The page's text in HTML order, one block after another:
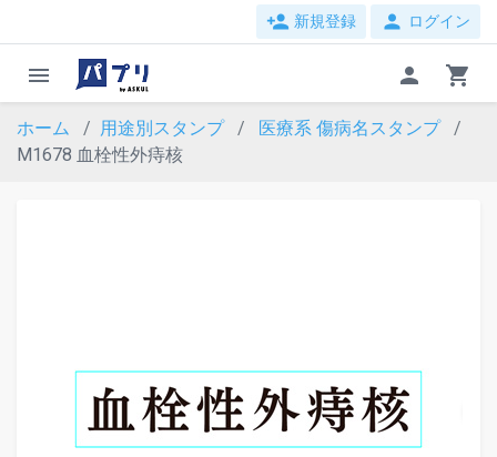
person_add 新規登録 person ログイン
menu person shopping_cart
ホーム 用途別スタンプ 医療系 傷病名スタンプ
M1678 血栓性外痔核